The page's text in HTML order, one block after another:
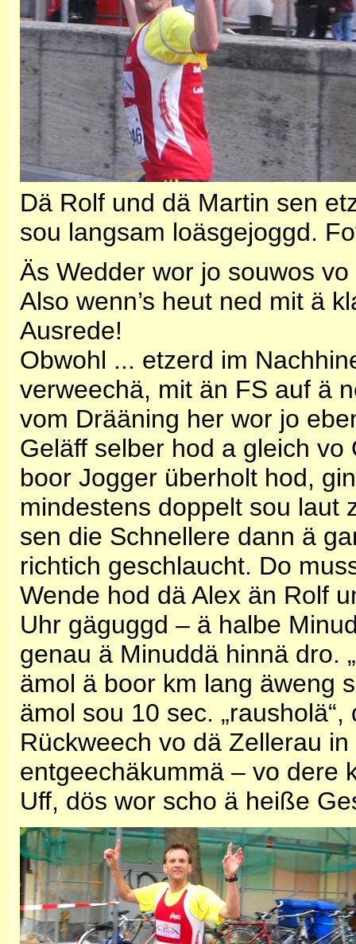
Dä Rolf und dä Martin sen
sou langsam loäsgejoggd.
Äs Wedder wor jo souwos
Also wenn’s heut ned mit ä
Ausrede!
Obwohl ... etzerd im
verweechä, mit än FS auf ä
vom Drääning her wor jo
Geläff selber hod a gleich vo
boor Jogger überholt hod,
mindestens doppelt sou laut
sen die Schnellere dann ä
richtich geschlaucht. Do
Wende hod dä Alex än Rolf
Uhr gäguggd – ä halbe
genau ä Minuddä hinnä dro.
ämol ä boor km lang äweng
ämol sou 10 sec.
Rückweech vo dä Zellerau
entgeechäkummä – vo dere
Uff, dös wor scho ä heiße